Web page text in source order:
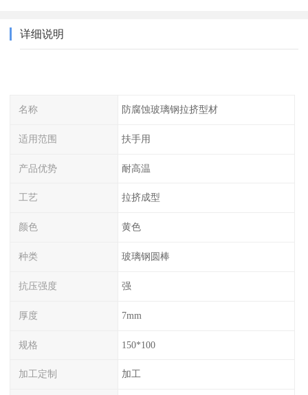
详细说明
名称 防腐蚀玻璃钢拉挤型材
适用范围 扶手用
产品优势 耐高温
工艺 拉挤成型
颜色 黄色
种类 玻璃钢圆棒
抗压强度 强
厚度 7mm
规格 150*100
加工定制 加工